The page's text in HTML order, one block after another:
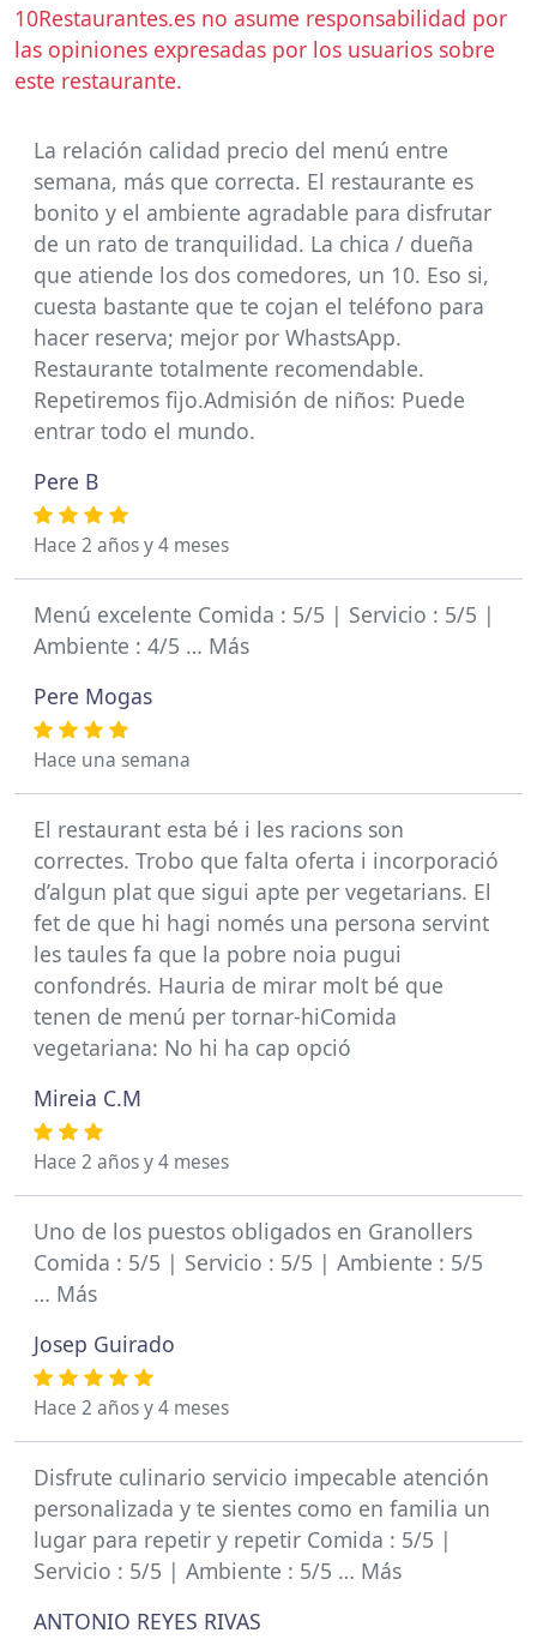
10Restaurantes.es no asume responsabilidad por
las opiniones expresadas por los usuarios sobre
este restaurante.
La relación calidad precio del menú entre
semana, más que correcta. El restaurante es
bonito y el ambiente agradable para disfrutar
de un rato de tranquilidad. La chica / dueña
que atiende los dos comedores, un 10. Eso si,
cuesta bastante que te cojan el teléfono para
hacer reserva; mejor por WhastsApp.
Restaurante totalmente recomendable.
Repetiremos fijo.Admisión de niños: Puede
entrar todo el mundo.
Pere B
Hace 2 años y 4 meses
Menú excelente Comida : 5/5 | Servicio : 5/5 |
Ambiente : 4/5 … Más
Pere Mogas
Hace una semana
El restaurant esta bé i les racions son
correctes. Trobo que falta oferta i incorporació
d’algun plat que sigui apte per vegetarians. El
fet de que hi hagi només una persona servint
les taules fa que la pobre noia pugui
confondrés. Hauria de mirar molt bé que
tenen de menú per tornar-hiComida
vegetariana: No hi ha cap opció
Mireia C.M
Hace 2 años y 4 meses
Uno de los puestos obligados en Granollers
Comida : 5/5 | Servicio : 5/5 | Ambiente : 5/5
… Más
Josep Guirado
Hace 2 años y 4 meses
Disfrute culinario servicio impecable atención
personalizada y te sientes como en familia un
lugar para repetir y repetir Comida : 5/5 |
Servicio : 5/5 | Ambiente : 5/5 … Más
ANTONIO REYES RIVAS